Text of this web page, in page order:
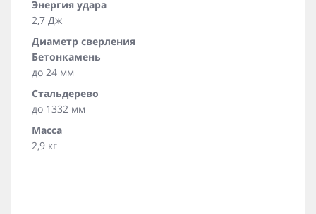
Энергия удара
2,7 Дж
Диаметр сверления
Бетонкамень
до 24 мм
Стальдерево
до 1332 мм
Масса
2,9 кг